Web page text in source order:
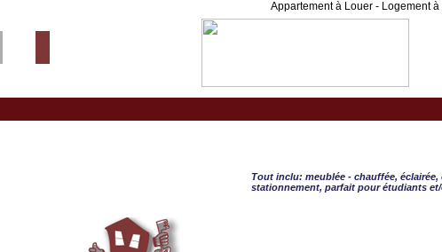
Appartement à Louer - Logement
Tout inclu: meublée - chauffée,
stationnement, parfait pour étudiants